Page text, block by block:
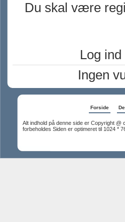
Du skal være
Log
Ingen
Forside
Alt indhold på denne side er Copyright @
forbeholdes Siden er optimeret til 1024 *